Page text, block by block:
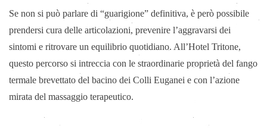
Se non si può parlare di “guarigione” definitiva, è però possibile
prendersi cura delle articolazioni, prevenire l’aggravarsi dei
sintomi e ritrovare un equilibrio quotidiano. All’Hotel Tritone,
questo percorso si intreccia con le straordinarie proprietà del fango
termale brevettato del bacino dei Colli Euganei e con l’azione
mirata del massaggio terapeutico.